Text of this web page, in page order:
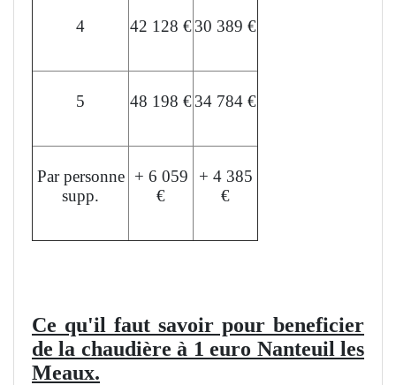
4 42 128 €30 389 €
5 48 198 €34 784 €
Par personne
supp.
+ 6 059
€
+ 4 385
€
Ce qu'il faut savoir pour beneficier
de la chaudière à 1 euro Nanteuil les
Meaux.